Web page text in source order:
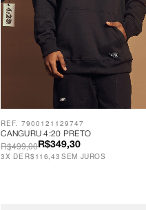
CANGURU 4:20 PRETO
R$349,30
R$499,00
3X DE R$116,43 SEM JUROS
REF. 7900121129747